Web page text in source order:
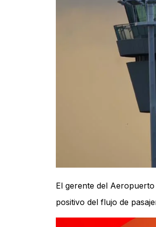
El gerente del
positivo del flujo de